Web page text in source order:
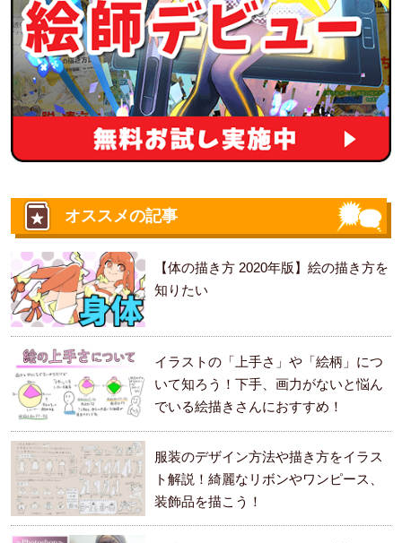
オススメの記事
【体の描き方 2020年版】絵の描き方を
知りたい
イラストの「上手さ」や「絵柄」につ
いて知ろう！下手、画力がないと悩ん
でいる絵描きさんにおすすめ！
服装のデザイン方法や描き方をイラス
ト解説！綺麗なリボンやワンピース、
装飾品を描こう！